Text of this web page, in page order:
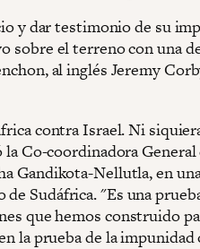
y dar testimonio de su
sobre el terreno con una
al inglés Jeremy
contra Israel. Ni
Co-coordinadora General
Gandikota-Nellutla, en
Sudáfrica. "Es una
que hemos construido
la prueba de la